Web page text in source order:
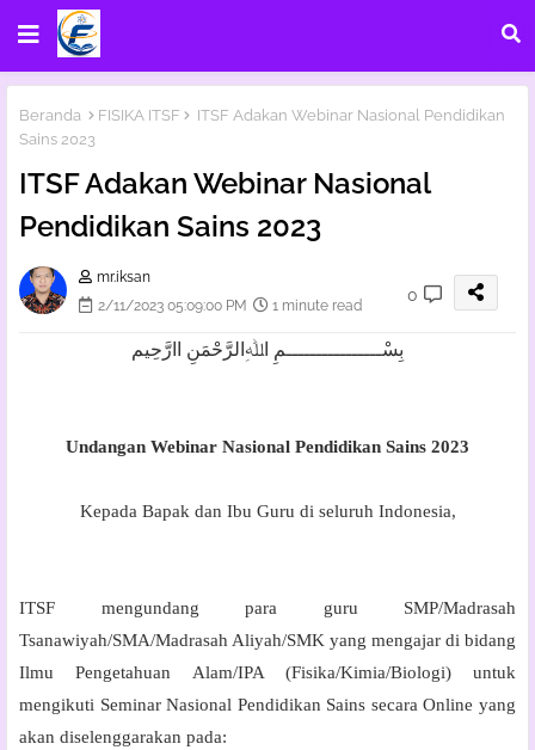
Beranda FISIKA ITSF
ITSF Adakan Webinar Nasional Pendidikan
Sains 2023
ITSF Adakan Webinar Nasional
Pendidikan Sains 2023
mr.iksan
2/11/2023 05:09:00 PM
1 minute read
0
بِسْــــــــــــــــمِ اﷲِالرَّحْمَنِ اارَّحِيم
Undangan Webinar Nasional Pendidikan Sains 2023
Kepada Bapak dan Ibu Guru di seluruh Indonesia,
ITSF mengundang para guru SMP/Madrasah
Tsanawiyah/SMA/Madrasah Aliyah/SMK yang mengajar di bidang
Ilmu Pengetahuan Alam/IPA (Fisika/Kimia/Biologi) untuk
mengikuti Seminar Nasional Pendidikan Sains secara Online yang
akan diselenggarakan pada: